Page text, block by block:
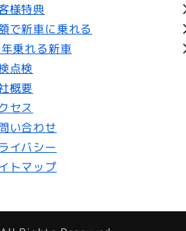
様特典
で新車に乗れる
乗れる新車
点検
概要
セス
い合わせ
イバシー
トマップ